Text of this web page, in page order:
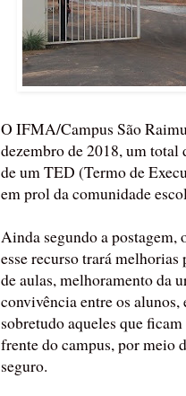
O IFMA/Campus São
dezembro de 2018, um
de um TED (Termo de
em prol da comunidade
Ainda segundo a
esse recurso trará melhorias
de aulas, melhoramento da
convivência entre os alunos,
sobretudo aqueles que
frente do campus, por meio
seguro.